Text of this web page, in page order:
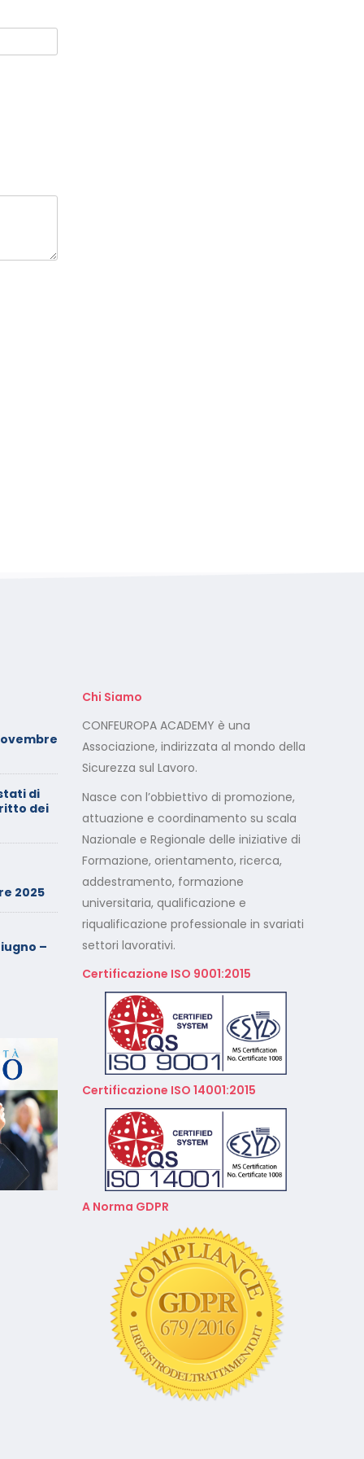
di
dei
2025
–
Foto dei minori sui social:
serve il consenso di
entrambi i genitori
Calendario Corsi
Videoconferenza Maggio –
Giugno 2026
Minimarket di Rozzano al
setaccio
Cade dalla sedia in smart
working, riconosciuto
Calendario Corsi
Videoconferenza Marzo –
Aprile 2026
Calendario Corsi
Videoconferenza Gennaio –
Febbraio 2026
Chi Siamo
CONFEUROPA ACADEMY è una
Associazione, indirizzata al mondo della
Sicurezza sul Lavoro.
Nasce con l’obbiettivo di promozione,
attuazione e coordinamento su scala
Nazionale e Regionale delle iniziative di
Formazione, orientamento, ricerca,
addestramento, formazione
universitaria, qualificazione e
riqualificazione professionale in svariati
settori lavorativi.
Certificazione ISO 9001:2015
Certificazione ISO 14001:2015
A Norma GDPR